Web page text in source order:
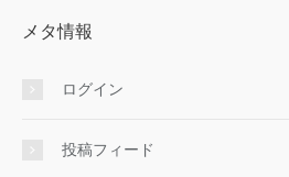
メタ情報
ログイン
投稿フィード